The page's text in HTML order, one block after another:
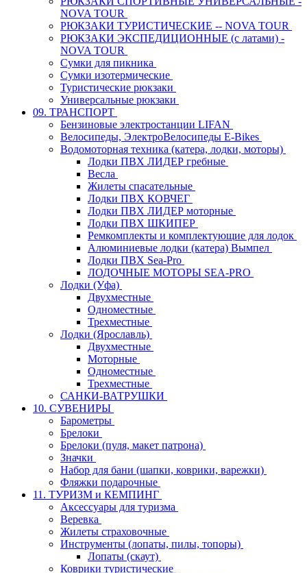
NOVA TOUR
РЮКЗАКИ ТУРИСТИЧЕСКИЕ -- NOVA TOUR
РЮКЗАКИ ЭКСПЕДИЦИОННЫЕ (с латами) -
NOVA TOUR
Сумки для пикника
Сумки изотермические
Туристические рюкзаки
Универсальные рюкзаки
09. ТРАНСПОРТ
Бензиновые электростанции LIFAN
Велосипеды, ЭлектроВелосипеды E-Bikes
Водомоторная техника (катера, лодки, моторы)
Лодки ПВХ ЛИДЕР гребные
Весла
Жилеты спасательные
Лодки ПВХ КОВЧЕГ
Лодки ПВХ ЛИДЕР моторные
Лодки ПВХ ШКИПЕР
Ремкомплекты и комплектующие для лодок
Алюминиевые лодки (катера) Вымпел
Лодки ПВХ Sea-Pro
ЛОДОЧНЫЕ МОТОРЫ SEA-PRO
Лодки (Уфа)
Двухместные
Одноместные
Трехместные
Лодки (Ярославль)
Двухместные
Моторные
Одноместные
Трехместные
САНКИ-ВАТРУШКИ
10. СУВЕНИРЫ
Барометры
Брелоки
Брелоки (пуля, макет патрона)
Значки
Набор для бани (шапки, коврики, варежки)
Фляжки подарочные
11. ТУРИЗМ и КЕМПИНГ
Аксессуары для туризма
Веревка
Жилеты страховочные
Инструменты (лопаты, пилы, топоры)
Лопаты (скаут)
Коврики туристические